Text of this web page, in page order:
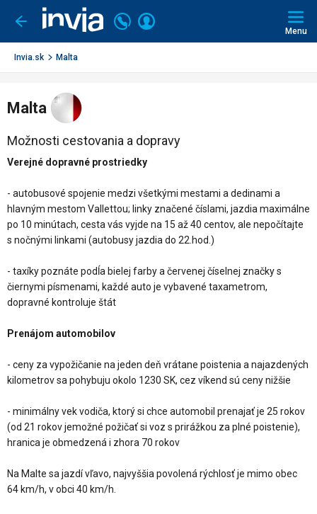
Ísť
späť
Volajte
+421
2
Prihlásiť
Menu
Invia.sk Malta
Malta
Možnosti cestovania a dopravy
Verejné dopravné prostriedky
- autobusové spojenie medzi všetkými mestami a dedinami a
hlavným mestom Vallettou; linky značené číslami, jazdia maximálne
po 10 minútach, cesta vás vyjde na 15 až 40 centov, ale nepočítajte
s nočnými linkami (autobusy jazdia do 22.hod.)
- taxíky poznáte podĺa bielej farby a červenej číselnej značky s
čiernymi písmenami, každé auto je vybavené taxametrom,
dopravné kontroluje štát
Prenájom automobilov
- ceny za vypožičanie na jeden deň vrátane poistenia a najazdených
kilometrov sa pohybuju okolo 1230 SK, cez víkend sú ceny nižšie
- minimálny vek vodiča, ktorý si chce automobil prenajať je 25 rokov
(od 21 rokov jemožné požičať si voz s prirážkou za plné poistenie),
hranica je obmedzená i zhora 70 rokov
Na Malte sa jazdí vľavo, najvyššia povolená rýchlosť je mimo obec
64 km/h, v obci 40 km/h.